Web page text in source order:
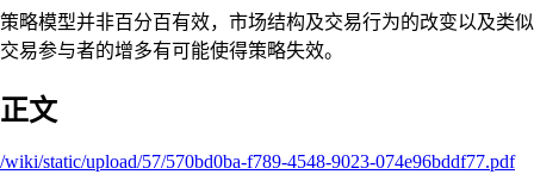
策略模型并非百分百有效，市场结构及交易行为的改变以及类似
交易参与者的增多有可能使得策略失效。
正文
/wiki/static/upload/57/570bd0ba-f789-4548-9023-074e96bddf77.pdf